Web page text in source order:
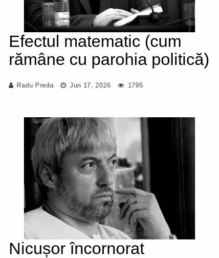
Efectul matematic (cum
rămâne cu parohia politică)
Radu Preda Jun 17, 2026 1795
Nicușor încornorat